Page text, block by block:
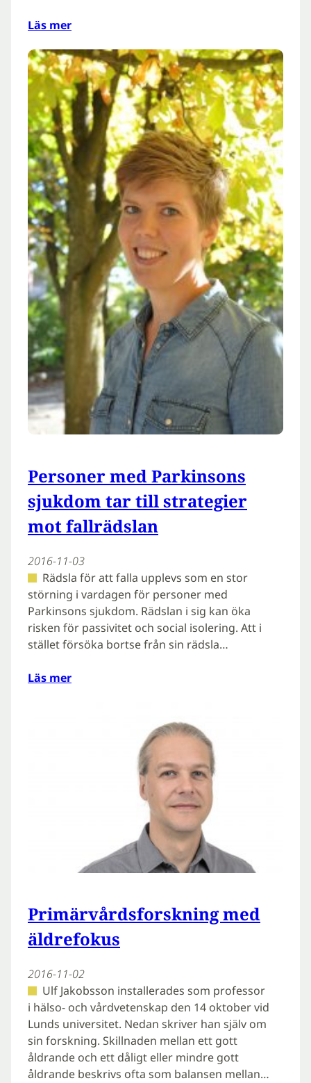
Läs mer
Personer med Parkinsons
sjukdom tar till strategier
mot fallrädslan
2016-11-03
Rädsla för att falla upplevs som en stor
störning i vardagen för personer med
Parkinsons sjukdom. Rädslan i sig kan öka
risken för passivitet och social isolering. Att i
stället försöka bortse från sin rädsla…
Läs mer
Primärvårdsforskning med
äldrefokus
2016-11-02
Ulf Jakobsson installerades som professor
i hälso- och vårdvetenskap den 14 oktober vid
Lunds universitet. Nedan skriver han själv om
sin forskning. Skillnaden mellan ett gott
åldrande och ett dåligt eller mindre gott
åldrande beskrivs ofta som balansen mellan…